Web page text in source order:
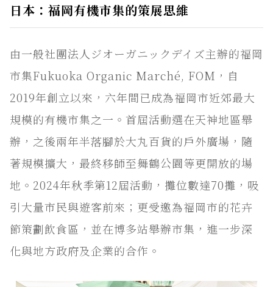
日本：福岡有機市集的策展思維
由一般社團法人ジオーガニックデイズ主辦的福岡
市集Fukuoka Organic Marché, FOM，自
2019年創立以來，六年間已成為福岡市近郊最大
規模的有機市集之一。首屆活動選在天神地區舉
辦，之後兩年半落腳於大丸百貨的戶外廣場，隨
著規模擴大，最終移師至舞鶴公園等更開放的場
地。2024年秋季第12屆活動，攤位數達70攤，吸
引大量市民與遊客前來；更受邀為福岡市的花卉
節策劃飲食區，並在博多站舉辦市集，進一步深
化與地方政府及企業的合作。